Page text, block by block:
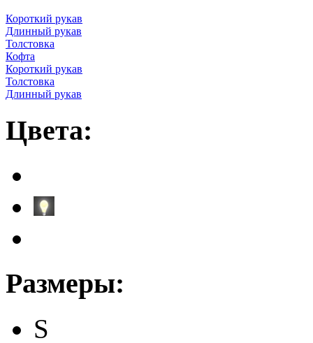
Короткий рукав
Длинный рукав
Толстовка
Кофта
Короткий рукав
Толстовка
Длинный рукав
Цвета:
Размеры:
S